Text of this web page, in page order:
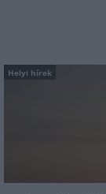
Helyi hírek